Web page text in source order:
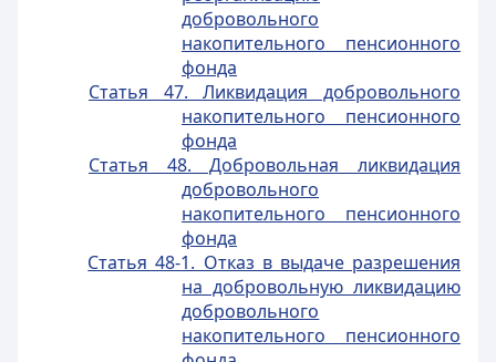
добровольного
накопительного пенсионного
фонда
Статья 47. Ликвидация добровольного
накопительного пенсионного
фонда
Статья 48. Добровольная ликвидация
добровольного
накопительного пенсионного
фонда
Статья 48-1. Отказ в выдаче разрешения
на добровольную ликвидацию
добровольного
накопительного пенсионного